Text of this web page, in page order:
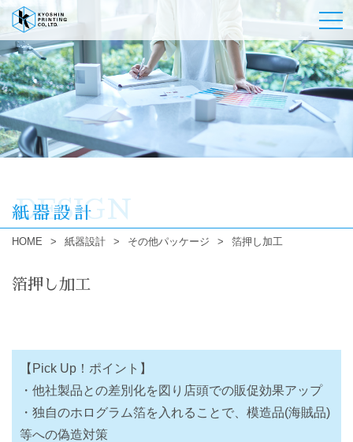
紙器設計
DESIGN
HOME > 紙器設計 > その他パッケージ > 箔押し加工
箔押し加工
【Pick Up！ポイント】
・他社製品との差別化を図り店頭での販促効果アップ
・独自のホログラム箔を入れることで、模造品(海賊品)
等への偽造対策